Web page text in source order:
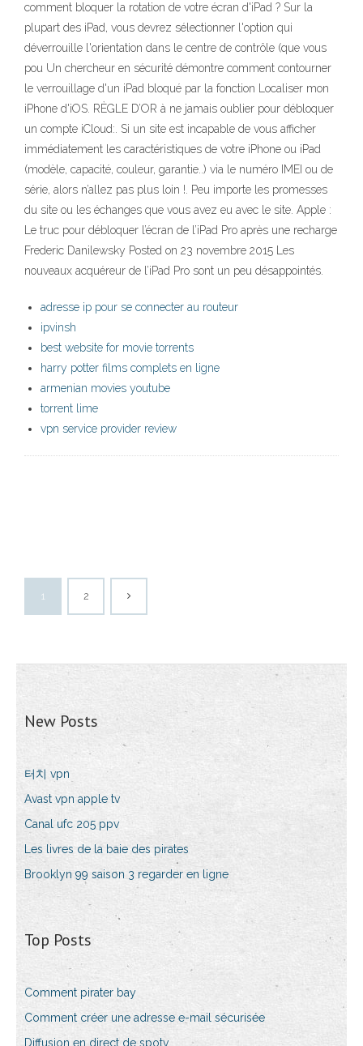
comment bloquer la rotation de votre écran d'iPad ? Sur la
plupart des iPad, vous devrez sélectionner l'option qui
déverrouille l'orientation dans le centre de contrôle (que vous
pou Un chercheur en sécurité démontre comment contourner
le verrouillage d'un iPad bloqué par la fonction Localiser mon
iPhone d'iOS. RÈGLE D’OR à ne jamais oublier pour débloquer
un compte iCloud:. Si un site est incapable de vous afficher
immédiatement les caractéristiques de votre iPhone ou iPad
(modèle, capacité, couleur, garantie..) via le numéro IMEI ou de
série, alors n’allez pas plus loin !. Peu importe les promesses
du site ou les échanges que vous avez eu avec le site. Apple :
Le truc pour débloquer l’écran de l’iPad Pro après une recharge
Frederic Danilewsky Posted on 23 novembre 2015 Les
nouveaux acquéreur de l’iPad Pro sont un peu désappointés.
adresse ip pour se connecter au routeur
ipvinsh
best website for movie torrents
harry potter films complets en ligne
armenian movies youtube
torrent lime
vpn service provider review
1 2
New Posts
터치 vpn
Avast vpn apple tv
Canal ufc 205 ppv
Les livres de la baie des pirates
Brooklyn 99 saison 3 regarder en ligne
Top Posts
Comment pirater bay
Comment créer une adresse e-mail sécurisée
Diffusion en direct de spotv